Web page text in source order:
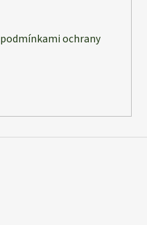
podmínkami ochrany